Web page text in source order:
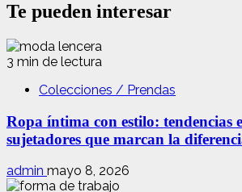
Te pueden interesar
3 min de lectura
Colecciones / Prendas
Ropa íntima con estilo: tendencias
sujetadores que marcan la
admin mayo 8, 2026